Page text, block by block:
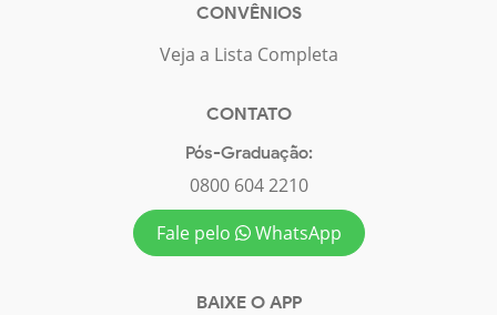
CONVÊNIOS
Veja a Lista Completa
CONTATO
Pós-Graduação:
0800 604 2210
Fale pelo
WhatsApp
BAIXE O APP